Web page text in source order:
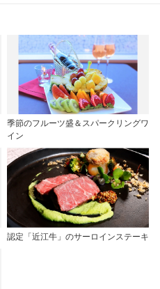
季節のフルーツ盛＆スパークリングワ
イン
認定「近江牛」のサーロインステーキ